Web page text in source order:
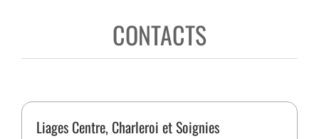
CONTACTS
Liages Centre, Charleroi et Soignies